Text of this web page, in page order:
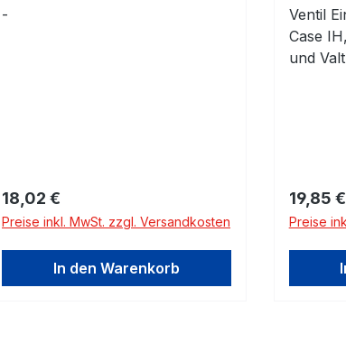
-
Regulärer Preis:
18,02 €
Preise inkl. MwSt. zzgl. Versandkosten
In den Warenkorb
Ventil
Case
und
19,85 €
Preise